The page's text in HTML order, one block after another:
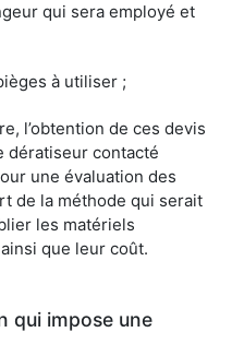
qui sera employé et
à utiliser ;
l’obtention de ces devis
dératiseur contacté
une évaluation des
de la méthode qui serait
les matériels
que leur coût.
qui impose une